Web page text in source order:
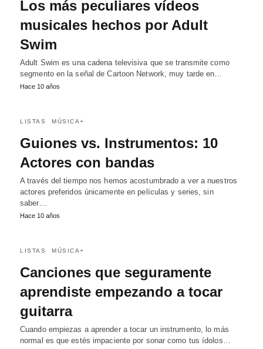
Los más peculiares vídeos
musicales hechos por Adult
Swim
Adult Swim es una cadena televisiva que se transmite como
segmento en la señal de Cartoon Network, muy tarde en…
Hace 10 años
LISTAS MÚSICA+
Guiones vs. Instrumentos: 10
Actores con bandas
A través del tiempo nos hemos acostumbrado a ver a nuestros
actores preferidos únicamente en películas y series, sin
saber…
Hace 10 años
LISTAS MÚSICA+
Canciones que seguramente
aprendiste empezando a tocar
guitarra
Cuando empiezas a aprender a tocar un instrumento, lo más
normal es que estés impaciente por sonar como tus ídolos…